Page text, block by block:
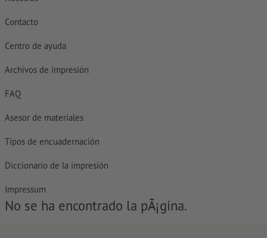
Contacto
Centro de ayuda
Archivos de impresión
FAQ
Asesor de materiales
Tipos de encuadernación
Diccionario de la impresión
Impressum
No se ha encontrado la pÃ¡gina.